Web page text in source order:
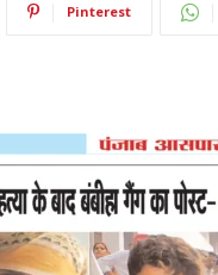
Pinterest